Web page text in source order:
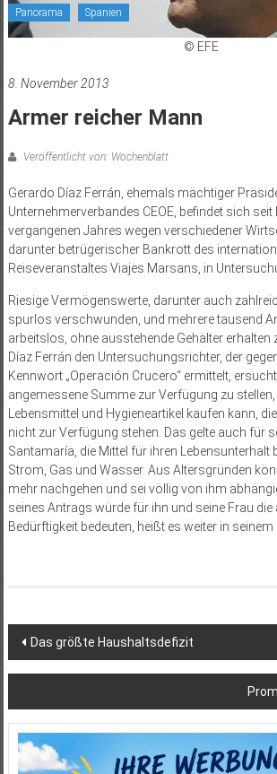
Panorama Spanien
© EFE
8. November 2013
Armer reicher Mann
Veröffentlicht von: Wochenblatt
Gerardo Díaz Ferrán, ehemals mächtiger
Unternehmerverbandes CEOE, befindet sich seit
vergangenen Jahres wegen verschiedener
darunter betrügerischer Bankrott des
Reiseveranstaltes Viajes Marsans, in
Riesige Vermögenswerte, darunter auch
spurlos verschwunden, und mehrere tausend
arbeitslos, ohne ausstehende Gehälter erhalten
Díaz Ferrán den Untersuchungsrichter, der
Kennwort „Operación Crucero“ ermittelt,
angemessene Summe zur Verfügung zu
Lebensmittel und Hygieneartikel kaufen kann,
nicht zur Verfügung stehen. Das gelte auch für
Santamaría, die Mittel für ihren Lebensunterhalt
Strom, Gas und Wasser. Aus Altersgründen
mehr nachgehen und sei völlig von ihm
seines Antrags würde für ihn und seine Frau
Bedürftigkeit bedeuten, heißt es weiter in seinem
Beitragsnavigation
Das größte Haushaltsdefizit